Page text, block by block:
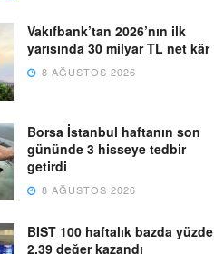
Vakıfbank’tan 2026’nın ilk
yarısında 30 milyar TL net kâr
8 AĞUSTOS 2026
Borsa İstanbul haftanın son
gününde 3 hisseye tedbir
getirdi
8 AĞUSTOS 2026
BIST 100 haftalık bazda yüzde
2,39 değer kazandı